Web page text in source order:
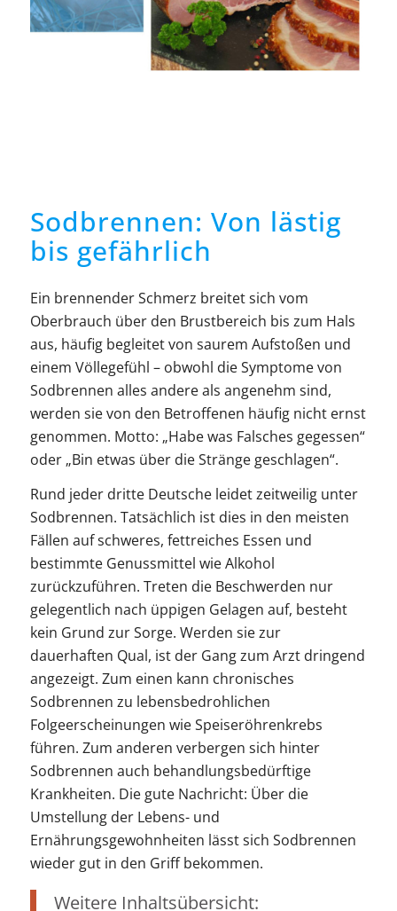
Sodbrennen: Von lästig
bis gefährlich
Ein brennender Schmerz breitet sich vom
Oberbrauch über den Brustbereich bis zum Hals
aus, häufig begleitet von saurem Aufstoßen und
einem Völlegefühl – obwohl die Symptome von
Sodbrennen alles andere als angenehm sind,
werden sie von den Betroffenen häufig nicht ernst
genommen. Motto: „Habe was Falsches gegessen“
oder „Bin etwas über die Stränge geschlagen“.
Rund jeder dritte Deutsche leidet zeitweilig unter
Sodbrennen. Tatsächlich ist dies in den meisten
Fällen auf schweres, fettreiches Essen und
bestimmte Genussmittel wie Alkohol
zurückzuführen. Treten die Beschwerden nur
gelegentlich nach üppigen Gelagen auf, besteht
kein Grund zur Sorge. Werden sie zur
dauerhaften Qual, ist der Gang zum Arzt dringend
angezeigt. Zum einen kann chronisches
Sodbrennen zu lebensbedrohlichen
Folgeerscheinungen wie Speiseröhrenkrebs
führen. Zum anderen verbergen sich hinter
Sodbrennen auch behandlungsbedürftige
Krankheiten. Die gute Nachricht: Über die
Umstellung der Lebens- und
Ernährungsgewohnheiten lässt sich Sodbrennen
wieder gut in den Griff bekommen.
Weitere Inhaltsübersicht: